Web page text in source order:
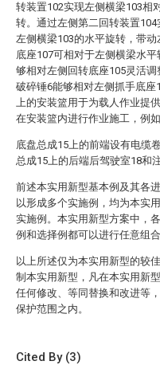
转装置102实现左侧横梁103相
转。通过左侧第二回转装置
左侧横梁103的水平旋转，带
底座107可相对于左侧横梁水
够相对左侧回转底座105灵活
破碎锤6能够相对左侧抓手底座
上的安装篮用于为载人作业提
在安装篮内进行作业施工，例
底盘总成15上的前端设有电缆
总成15上的后端后驾驶室18和
前述本实用新型基本例及其各
以形成多个实施例，均为本实
实施例。本实用新型方案中，
例和选择例都可以进行任意组合
以上所述仅为本实用新型的较
制本实用新型，凡在本实用新
任何修改、等同替换和改进等
保护范围之内。
Cited By (3)